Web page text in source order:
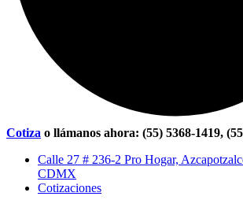
Cotiza o llámanos ahora: (55) 5368-1419,
Calle 27 # 236-2 Pro Hogar,
CDMX
Cotizaciones